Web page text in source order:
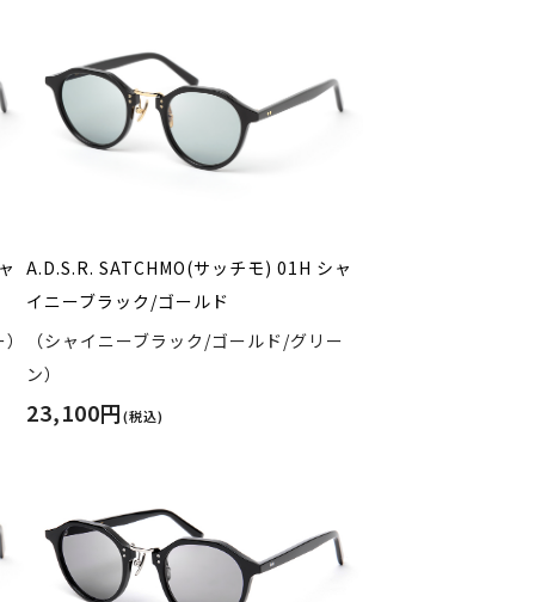
A.D.S.R. SATCHMO(サッチモ) 01H シャ
イニーブラック/ゴールド
（シャイニーブラック/ゴールド/グリー
ン）
23,100円(税込)